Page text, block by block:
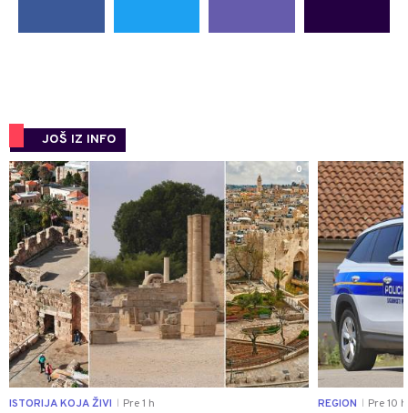
JOŠ IZ INFO
0
ISTORIJA KOJA ŽIVI Pre 1 h REGION Pre 10 h